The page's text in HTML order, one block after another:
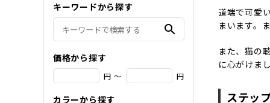
道端で可愛
まいます。
また、猫の
に心がけま
ステッ
キーワードから探す
search
価格から探す
円 ～ 円
カラーから探す